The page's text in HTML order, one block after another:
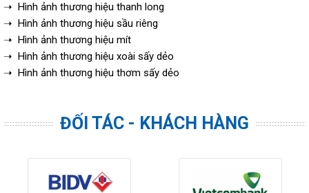
➝ Hình ảnh thương hiệu thanh long
➝ Hình ảnh thương hiệu sầu riêng
➝ Hình ảnh thương hiệu mít
➝ Hình ảnh thương hiệu xoài sấy dẻo
➝ Hình ảnh thương hiệu thơm sấy dẻo
ĐỐI TÁC - KHÁCH HÀNG